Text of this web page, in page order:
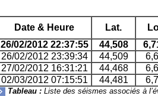
Date & Heure Lat.
26/02/2012 22:37:55
44,508
26/02/2012 23:39:34
44,509
27/02/2012 16:31:21
44,468
02/03/2012 07:15:51
44,481
Tableau : Liste des séismes associés à